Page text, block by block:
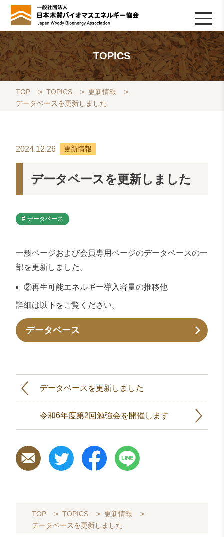
HOME
TOPICS
協会について
木質バイオマスの基礎知識
協会の活動
ライブラリ
データベース
Q&A
リンク集
お問い合わせ
会員専用
採用情報
TOPICS
TOP > TOPICS > 更新情報
>
データベースを更新しました
2024.12.26 更新情報
データベースを更新しました
データベース
一般ページおよび会員専用ページのデータベースの一
部を更新しました。
②再生可能エネルギー導入容量の推移他
詳細は以下をご覧ください。
データベース
データベースを更新しました
令和6年度第2回勉強会を開催します
TOP > TOPICS > 更新情報
>
データベースを更新しました